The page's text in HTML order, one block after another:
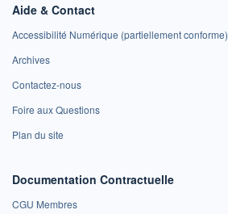
Aide & Contact
Accessibilité Numérique (partiellement conforme)
Archives
Contactez-nous
Foire aux Questions
Plan du site
Documentation Contractuelle
CGU Membres